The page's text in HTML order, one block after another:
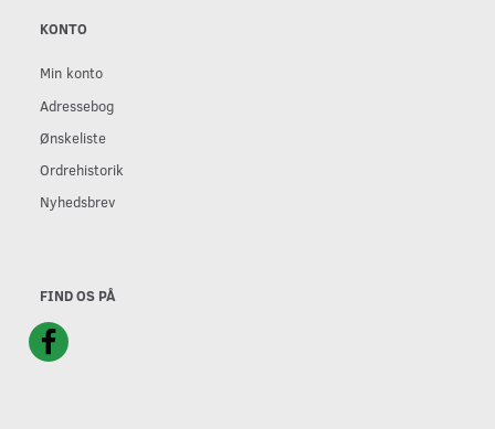
KONTO
Min konto
Adressebog
Ønskeliste
Ordrehistorik
Nyhedsbrev
FIND OS PÅ